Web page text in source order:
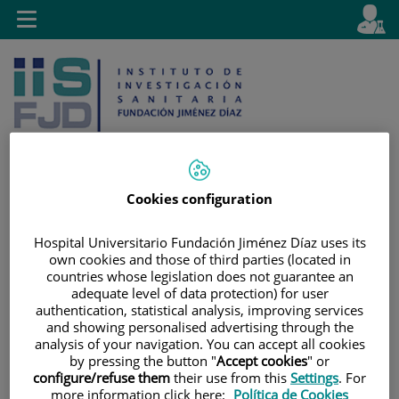
Jump to content
selector
Active
en
Toggle
navigation
Cookies configuration
Hospital Universitario Fundación Jiménez Díaz uses its
own cookies and those of third parties (located in
countries whose legislation does not guarantee an
adequate level of data protection) for user
authentication, statistical analysis, improving services
and showing personalised advertising through the
analysis of your navigation. You can accept all cookies
by pressing the button "Accept cookies" or
configure/refuse them their use from this Settings. For
more information click here: Política de Cookies